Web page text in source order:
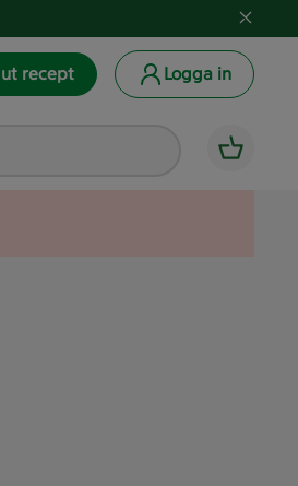
recept Logga in